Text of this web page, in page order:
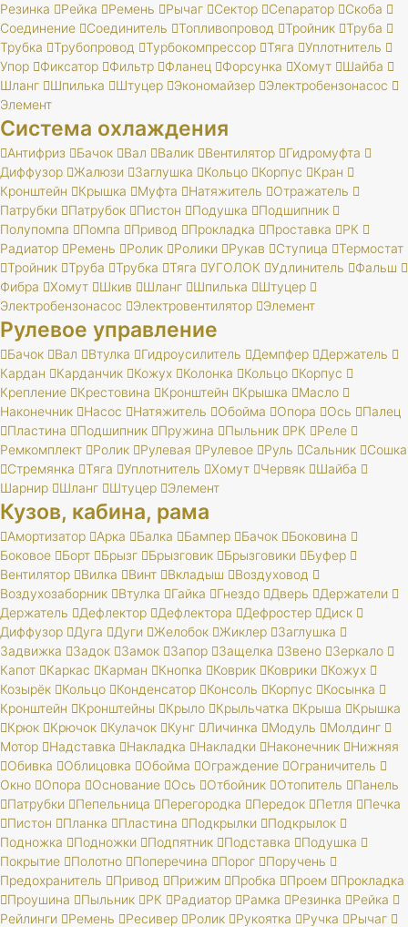
Резинка
Рейка Ремень Рычаг Сектор Сепаратор
Скоба
Соединение
Соединитель Топливопровод Тройник
Труба
Трубка
Трубопровод Турбокомпрессор Тяга
Уплотнитель
Упор
Фиксатор Фильтр Фланец Форсунка Хомут
Шайба
Шланг
Шпилька Штуцер Экономайзер
Электробензонасос
Элемент
Система охлаждения
Антифриз Бачок Вал Валик Вентилятор
Гидромуфта
Диффузор
Жалюзи Заглушка Кольцо Корпус
Кран
Кронштейн
Крышка Муфта Натяжитель
Отражатель
Патрубки
Патрубок Пистон Подушка
Подшипник
Полупомпа
Помпа Привод Прокладка Проставка
РК
Радиатор
Ремень Ролик Ролики Рукав Ступица
Термостат
Тройник
Труба Трубка Тяга УГОЛОК Удлинитель
Фальш
Фибра
Хомут Шкив Шланг Шпилька
Штуцер
Электробензонасос
Электровентилятор Элемент
Рулевое управление
Бачок Вал Втулка Гидроусилитель Демпфер
Держатель
Кардан
Карданчик Кожух Колонка Кольцо
Корпус
Крепление
Крестовина Кронштейн Крышка
Масло
Наконечник
Насос Натяжитель Обойма Опора Ось
Палец
Пластина
Подшипник Пружина Пыльник РК
Реле
Ремкомплект
Ролик Рулевая Рулевое Руль Сальник
Сошка
Стремянка
Тяга Уплотнитель Хомут Червяк
Шайба
Шарнир
Шланг Штуцер Элемент
Кузов, кабина, рама
Амортизатор Арка Балка Бампер Бачок
Боковина
Боковое
Борт Брызг Брызговик Брызговики
Буфер
Вентилятор
Вилка Винт Вкладыш
Воздуховод
Воздухозаборник
Втулка Гайка Гнездо Дверь
Держатели
Держатель
Дефлектор Дефлектора Дефростер
Диск
Диффузор
Дуга Дуги Желобок Жиклер
Заглушка
Задвижка
Задок Замок Запор Защелка Звено
Зеркало
Капот
Каркас Карман Кнопка Коврик Коврики
Кожух
Козырёк
Кольцо Конденсатор Консоль Корпус
Косынка
Кронштейн
Кронштейны Крыло Крыльчатка Крыша
Крышка
Крюк
Крючок Кулачок Кунг Личинка Модуль
Молдинг
Мотор
Надставка Накладка Накладки Наконечник
Нижняя
Обивка
Облицовка Обойма Ограждение
Ограничитель
Окно
Опора Основание Ось Отбойник Отопитель
Панель
Патрубки
Пепельница Перегородка Передок Петля
Печка
Пистон
Планка Пластина Подкрылки
Подкрылок
Подножка
Подножки Подпятник Подставка
Подушка
Покрытие
Полотно Поперечина Порог
Поручень
Предохранитель
Привод Прижим Пробка Проем
Прокладка
Проушина
Пыльник РК Радиатор Рамка Резинка
Рейка
Рейлинги
Ремень Ресивер Ролик Рукоятка Ручка
Рычаг